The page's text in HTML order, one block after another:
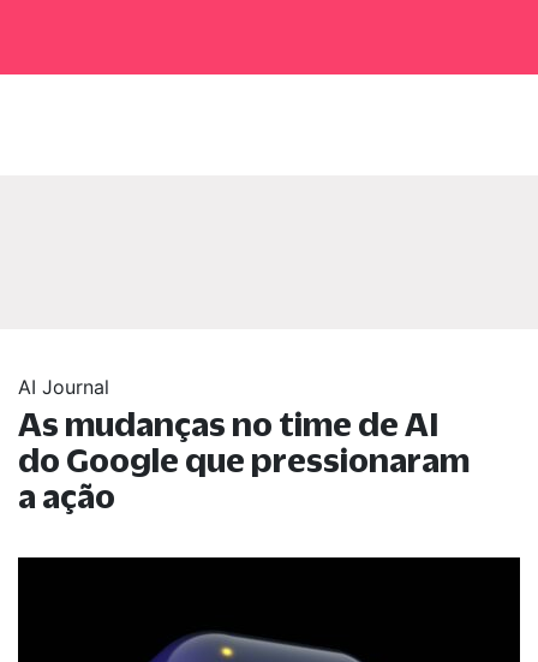
AI Journal
As mudanças no time de AI
do Google que pressionaram
a ação